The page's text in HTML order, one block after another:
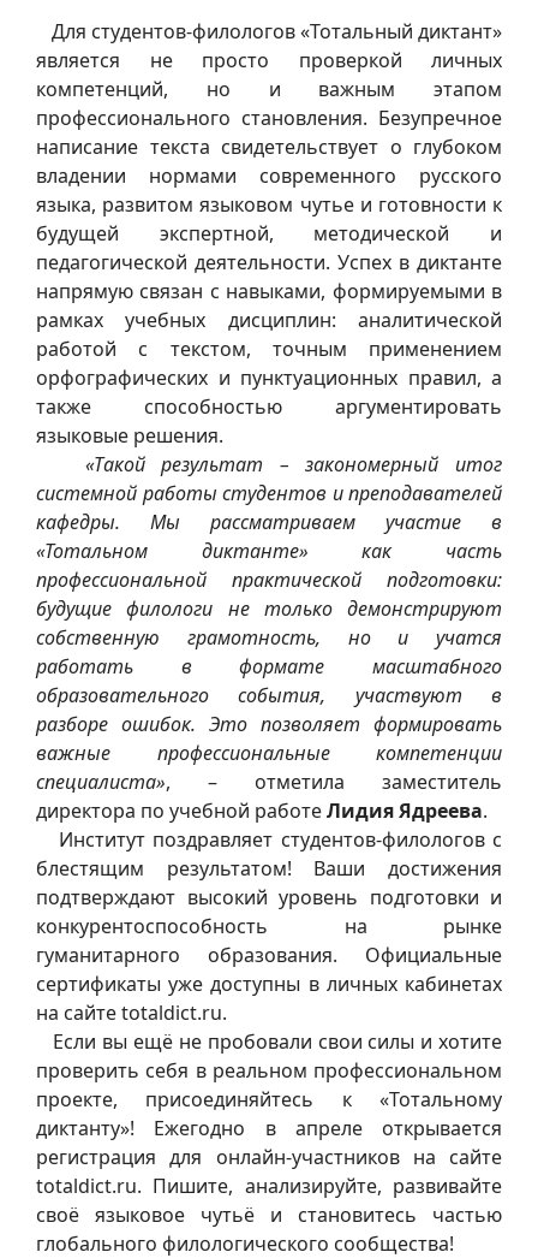
Для студентов-филологов «Тотальный диктант»
является не просто проверкой личных
компетенций, но и важным этапом
профессионального становления. Безупречное
написание текста свидетельствует о глубоком
владении нормами современного русского
языка, развитом языковом чутье и готовности к
будущей экспертной, методической и
педагогической деятельности. Успех в диктанте
напрямую связан с навыками, формируемыми в
рамках учебных дисциплин: аналитической
работой с текстом, точным применением
орфографических и пунктуационных правил, а
также способностью аргументировать
языковые решения.
«Такой результат – закономерный итог
системной работы студентов и преподавателей
кафедры. Мы рассматриваем участие в
«Тотальном диктанте» как часть
профессиональной практической подготовки:
будущие филологи не только демонстрируют
собственную грамотность, но и учатся
работать в формате масштабного
образовательного события, участвуют в
разборе ошибок. Это позволяет формировать
важные профессиональные компетенции
специалиста», – отметила заместитель
директора по учебной работеЛидия Ядреева.
Институт поздравляет студентов-филологов с
блестящим результатом! Ваши достижения
подтверждают высокий уровень подготовки и
конкурентоспособность на рынке
гуманитарного образования. Официальные
сертификаты уже доступны в личных кабинетах
на сайте totaldict.ru.
Если вы ещё не пробовали свои силы и хотите
проверить себя в реальном профессиональном
проекте, присоединяйтесь к «Тотальному
диктанту»! Ежегодно в апреле открывается
регистрация для онлайн-участников на сайте
totaldict.ru. Пишите, анализируйте, развивайте
своё языковое чутьё и становитесь частью
глобального филологического сообщества!